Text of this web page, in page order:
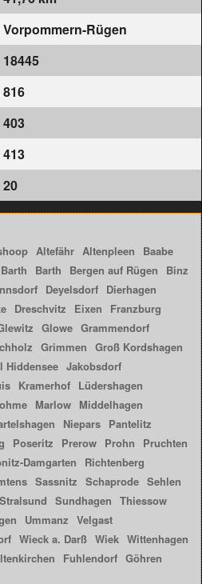
Vorpommern-Rügen
18445
816
403
413
20
Altefähr Altenpleen
Baabe
Barth Bergen auf Rügen
Binz
Deyelsdorf Dierhagen
Dreschvitz Eixen
Franzburg
Glowe Grammendorf
Grimmen Groß Kordshagen
Hiddensee Jakobsdorf
Kramerhof Lüdershagen
Marlow Middelhagen
Niepars Pantelitz
Poseritz Prerow Prohn
Pruchten
Damgarten
Richtenberg
Sassnitz Schaprode Sehlen
Stralsund Sundhagen Thiessow
Ummanz Velgast
Wieck a. Darß Wiek Wittenhagen
Fuhlendorf Göhren